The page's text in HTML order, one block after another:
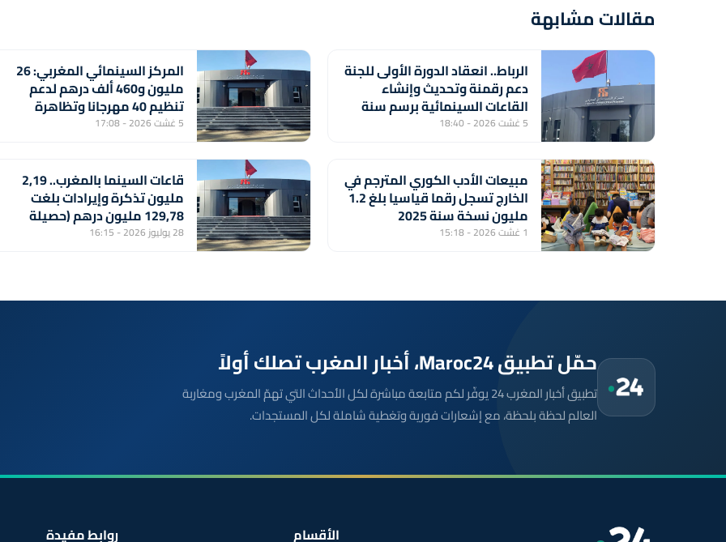
مقالات مشابهة
الرباط.. انعقاد الدورة الأولى للجنة
دعم رقمنة وتحديث وإنشاء
القاعات السينمائية برسم سنة
2026
5 غشت 2026 - 18:40
المركز السينمائي المغربي: 26
مليون و460 ألف درهم لدعم
تنظيم 40 مهرجانا وتظاهرة
سينمائية
5 غشت 2026 - 17:08
مبيعات الأدب الكوري المترجم في
الخارج تسجل رقما قياسيا بلغ 1.2
مليون نسخة سنة 2025
1 غشت 2026 - 15:18
قاعات السينما بالمغرب.. 2,19
مليون تذكرة وإيرادات بلغت
129,78 مليون درهم (حصيلة
2025)
28 يوليوز 2026 - 16:15
حمّل تطبيق Maroc24، أخبار المغرب تصلك أولاً
تطبيق أخبار المغرب 24 يوفّر لكم متابعة مباشرة لكل الأحداث التي تهمّ المغرب ومغاربة
العالم لحظة بلحظة، مع إشعارات فورية وتغطية شاملة لكل المستجدات.
الأقسام روابط مفيدة